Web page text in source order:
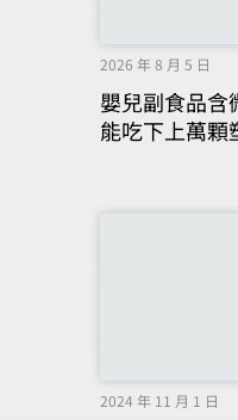
2026 年 8 月 5 日
嬰兒副食品含
能吃下上萬顆
2024 年 11 月 1 日